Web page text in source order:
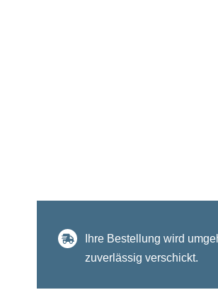
Ihre Bestellung wird
zuverlässig verschickt.